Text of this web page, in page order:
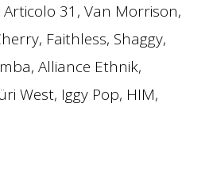
Articolo 31, Van Morrison,
Faithless, Shaggy,
Alliance Ethnik,
West, Iggy Pop, HIM,